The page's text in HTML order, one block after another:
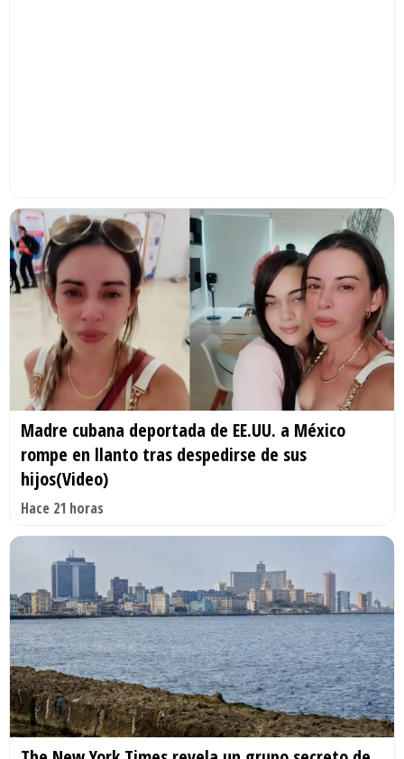
Madre cubana deportada de EE.UU. a México
rompe en llanto tras despedirse de sus
hijos(Video)
Hace 21 horas